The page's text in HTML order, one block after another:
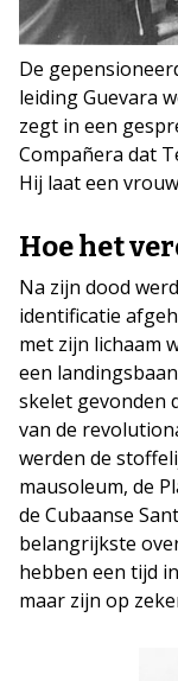
De
leiding Guevara
zegt in een
Compañera dat
Hij laat een
Hoe het
Na zijn dood
identificatie
met zijn lichaam
een
skelet gevonden
van de
werden de
mausoleum, de
de Cubaanse
belangrijkste
hebben een tijd
maar zijn op